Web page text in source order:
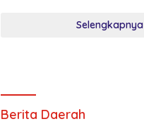
Selengkapnya
Berita Daerah